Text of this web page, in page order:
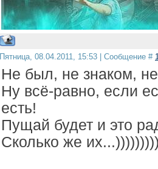
лучше клуба нам не надо чем зенит из
Пятница, 08.04.2011, 15:53 | Сообщение #
Не был, не знаком,
Ну всё-равно, если
есть!
Пущай будет и это
Сколько же